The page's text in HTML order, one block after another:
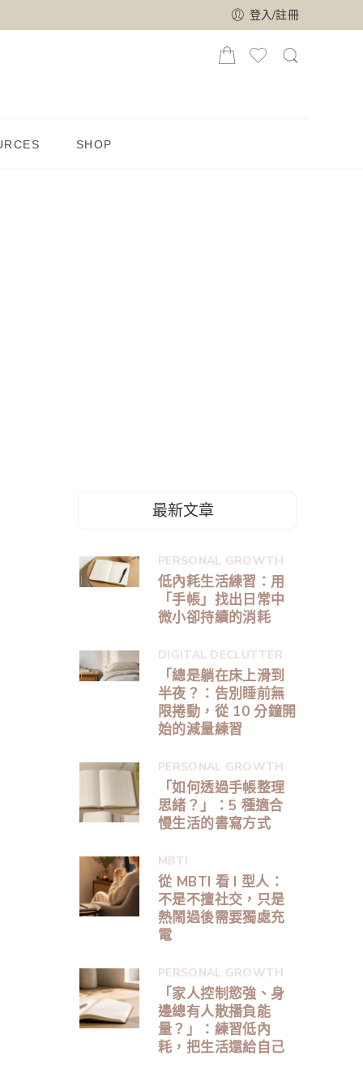
登入/註冊
SHOP
最新文章
PERSONAL GROWTH
低內耗生活練習：用
「手帳」找出日常中
微小卻持續的消耗
DIGITAL DECLUTTER
「總是躺在床上滑到
半夜？：告別睡前無
限捲動，從 10 分鐘開
始的減量練習
PERSONAL GROWTH
「如何透過手帳整理
思緒？」：5 種適合
慢生活的書寫方式
MBTI
從 MBTI 看 I 型人：
不是不擅社交，只是
熱鬧過後需要獨處充
電
PERSONAL GROWTH
「家人控制慾強、身
邊總有人散播負能
量？」：練習低內
耗，把生活還給自己